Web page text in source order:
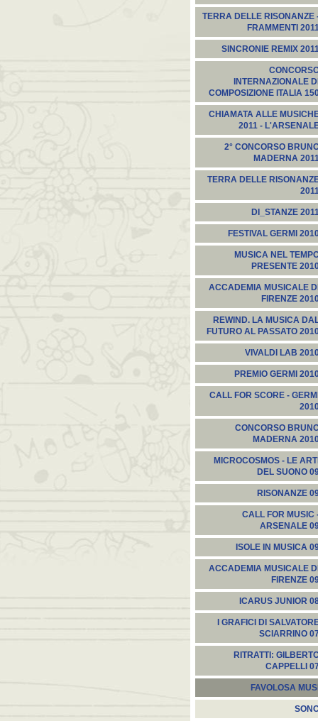
TERRA DELLE RISONANZE
FRAMMENTI 2011
SINCRONIE REMIX 2011
INTERNAZIONALE DI
COMPOSIZIONE ITALIA
CHIAMATA ALLE
2011 -
2° CONCORSO
MADERNA 2011
TERRA DELLE
2011
DI_STANZE 2011
FESTIVAL GERMI
MUSICA NEL
PRESENTE
ACCADEMIA MUSICALE DI
FIRENZE
REWIND. LA MUSICA
FUTURO AL PASSATO
VIVALDI LAB
PREMIO GERMI
CALL FOR SCORE - GERMI
CONCORSO
MADERNA
MICROCOSMOS - LE ARTI
DEL SUONO
RISONANZE
CALL FOR MUSIC
ARSENALE
ISOLE IN MUSICA
ACCADEMIA MUSICALE DI
FIRENZE
ICARUS JUNIOR
I GRAFICI DI
SCIARRINO 07
RITRATTI:
CAPPELLI 07
FAVOLOSA